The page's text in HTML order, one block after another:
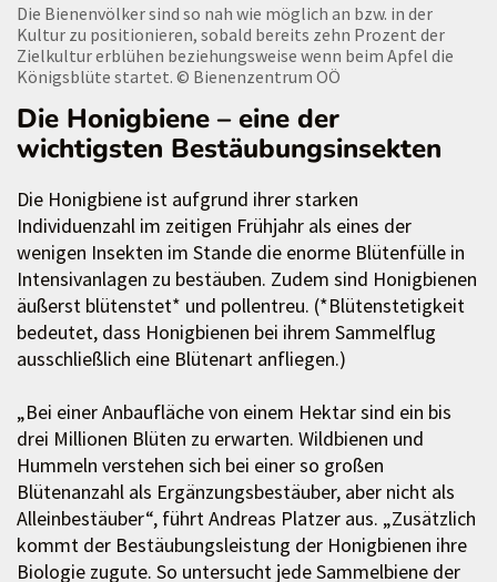
Die Bienenvölker sind so nah wie möglich an bzw. in der
Kultur zu positionieren, sobald bereits zehn Prozent der
Zielkultur erblühen beziehungsweise wenn beim Apfel die
Königsblüte startet. © Bienenzentrum OÖ
Die Honigbiene – eine der
wichtigsten Bestäubungsinsekten
Die Honigbiene ist aufgrund ihrer starken
Individuenzahl im zeitigen Frühjahr als eines der
wenigen Insekten im Stande die enorme Blütenfülle in
Intensivanlagen zu bestäuben. Zudem sind Honigbienen
äußerst blütenstet* und pollentreu. (*Blütenstetigkeit
bedeutet, dass Honigbienen bei ihrem Sammelflug
ausschließlich eine Blütenart anfliegen.)
„Bei einer Anbaufläche von einem Hektar sind ein bis
drei Millionen Blüten zu erwarten. Wildbienen und
Hummeln verstehen sich bei einer so großen
Blütenanzahl als Ergänzungsbestäuber, aber nicht als
Alleinbestäuber“, führt Andreas Platzer aus. „Zusätzlich
kommt der Bestäubungsleistung der Honigbienen ihre
Biologie zugute. So untersucht jede Sammelbiene der